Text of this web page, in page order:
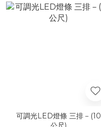
可調光LED燈條 三排－(10